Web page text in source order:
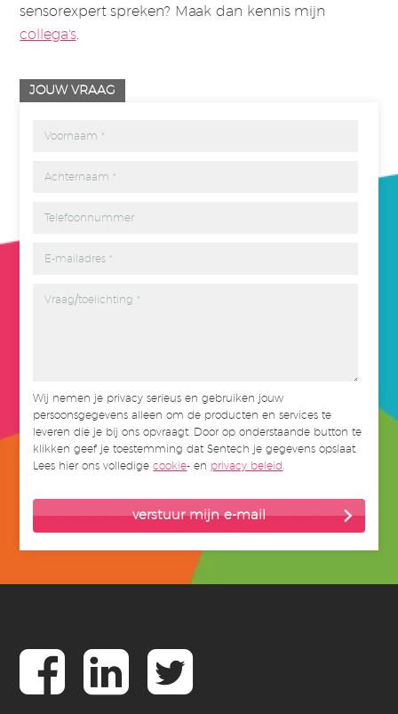
sensorexpert spreken? Maak dan kennis mijn
collega's.
JOUW VRAAG
Wij nemen je privacy serieus en gebruiken jouw
persoonsgegevens alleen om de producten en services te
leveren die je bij ons opvraagt. Door op onderstaande button te
klikken geef je toestemming dat Sentech je gegevens opslaat.
Lees hier ons volledigecookie- en privacy beleid